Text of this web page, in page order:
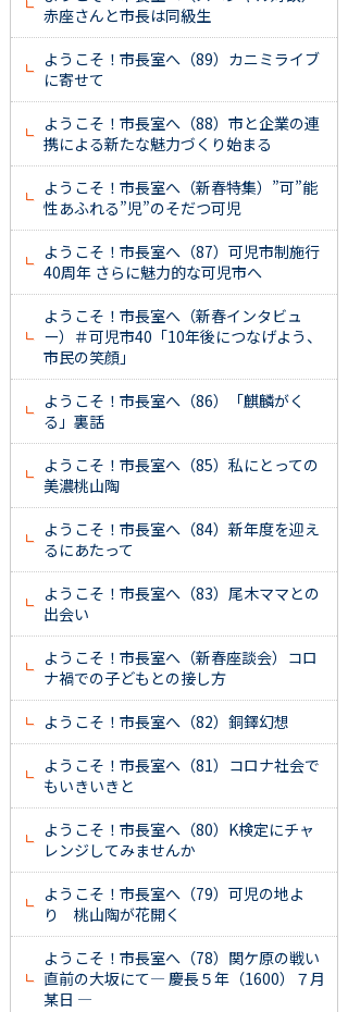
赤座さんと市長は同級生
ようこそ！市長室へ（89）カニミライブ
に寄せて
ようこそ！市長室へ（88）市と企業の連
携による新たな魅力づくり始まる
ようこそ！市長室へ（新春特集）”可”能
性あふれる”児”のそだつ可児
ようこそ！市長室へ（87）可児市制施行
40周年 さらに魅力的な可児市へ
ようこそ！市長室へ（新春インタビュ
ー）＃可児市40「10年後につなげよう、
市民の笑顔」
ようこそ！市長室へ（86）「麒麟がく
る」裏話
ようこそ！市長室へ（85）私にとっての
美濃桃山陶
ようこそ！市長室へ（84）新年度を迎え
るにあたって
ようこそ！市長室へ（83）尾木ママとの
出会い
ようこそ！市長室へ（新春座談会）コロ
ナ禍での子どもとの接し方
ようこそ！市長室へ（82）銅鐸幻想
ようこそ！市長室へ（81）コロナ社会で
もいきいきと
ようこそ！市長室へ（80）K検定にチャ
レンジしてみませんか
ようこそ！市長室へ（79）可児の地よ
り 桃山陶が花開く
ようこそ！市長室へ（78）関ケ原の戦い
直前の大坂にて― 慶長５年（1600）７月
某日 ―